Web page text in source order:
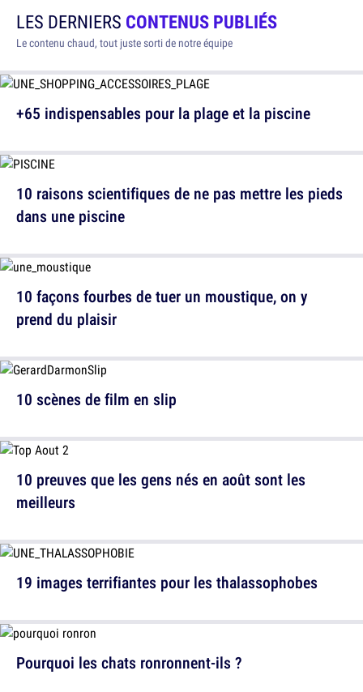
LES DERNIERS CONTENUS PUBLIÉS
Le contenu chaud, tout juste sorti de notre équipe
+65 indispensables pour la plage et la piscine
10 façons fourbes de tuer un moustique, on y
prend du plaisir
10 preuves que les gens nés en août sont les
meilleurs
Pourquoi les chats ronronnent-ils ?
10 raisons scientifiques de ne pas mettre les pieds
dans une piscine
10 scènes de film en slip
19 images terrifiantes pour les thalassophobes